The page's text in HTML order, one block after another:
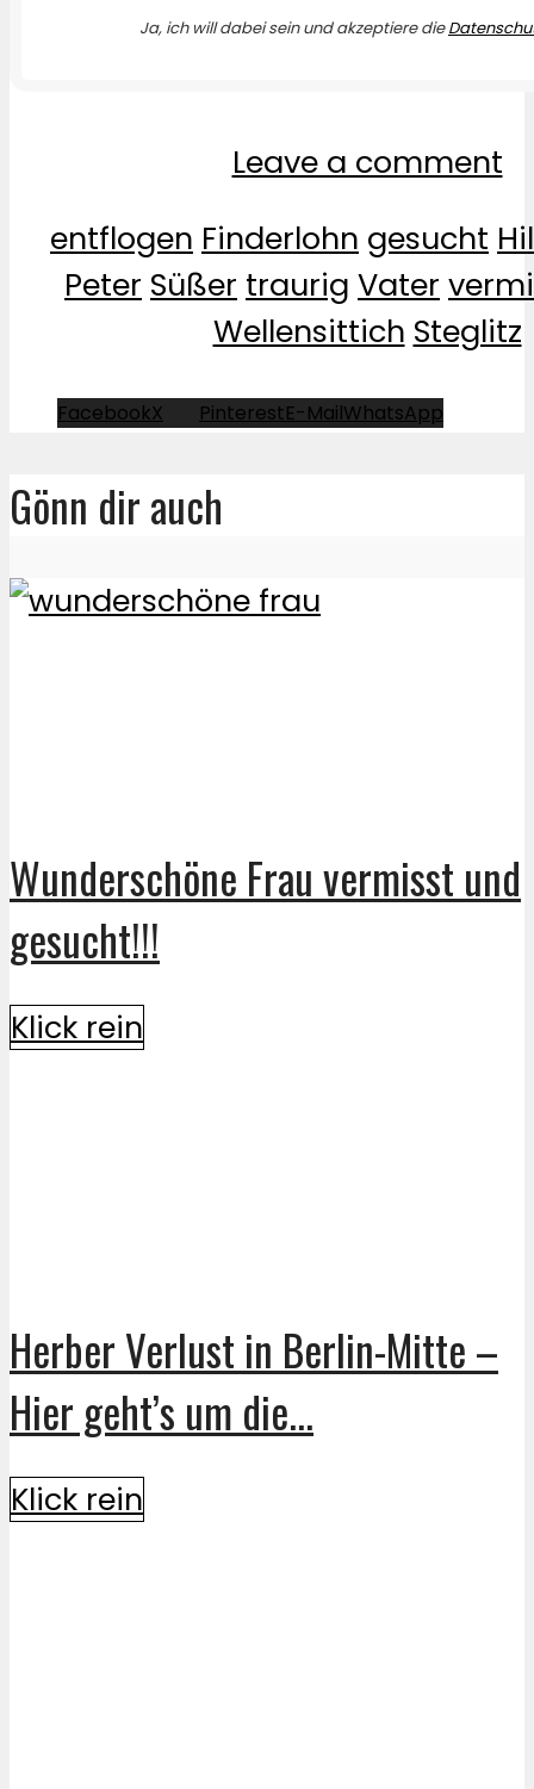
Ja, ich will dabei sein und akzeptiere die
Leave a comment
entflogen Finderlohn gesucht
Peter Süßer traurig Vater
Wellensittich Steglitz
FacebookX PinterestE-MailWhatsApp
Gönn dir auch
Wunderschöne Frau vermisst und
gesucht!!!
Klick rein
Herber Verlust in Berlin-Mitte –
Hier geht’s um die...
Klick rein